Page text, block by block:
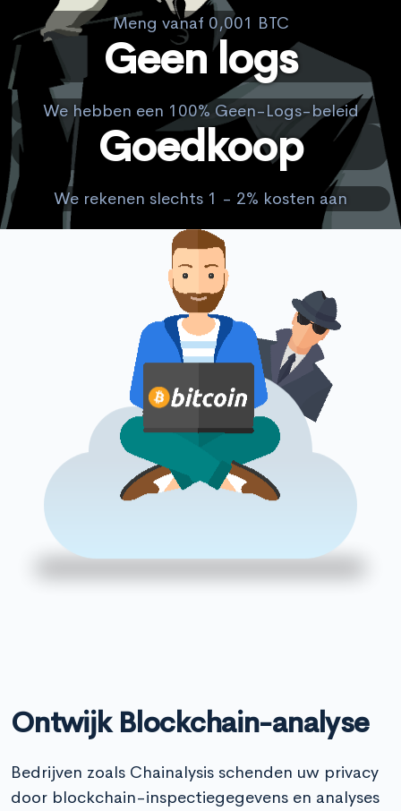
Meng vanaf 0,001 BTC
Geen logs
We hebben een 100% Geen-Logs-beleid
Goedkoop
We rekenen slechts 1 - 2% kosten aan
Ontwijk Blockchain-analyse
Bedrijven zoals Chainalysis schenden uw privacy
door blockchain-inspectiegegevens en analyses